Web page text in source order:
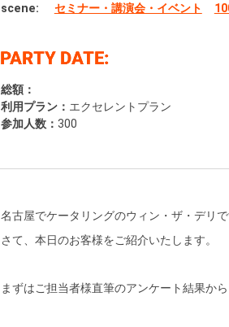
scene:
セミナー・講演会・イベント
総額：
利用プラン： エクセレントプラン
参加人数： 300
名古屋でケータリングのウィン・ザ・デリで
さて、本日のお客様をご紹介いたします。
まずはご担当者様直筆のアンケート結果か